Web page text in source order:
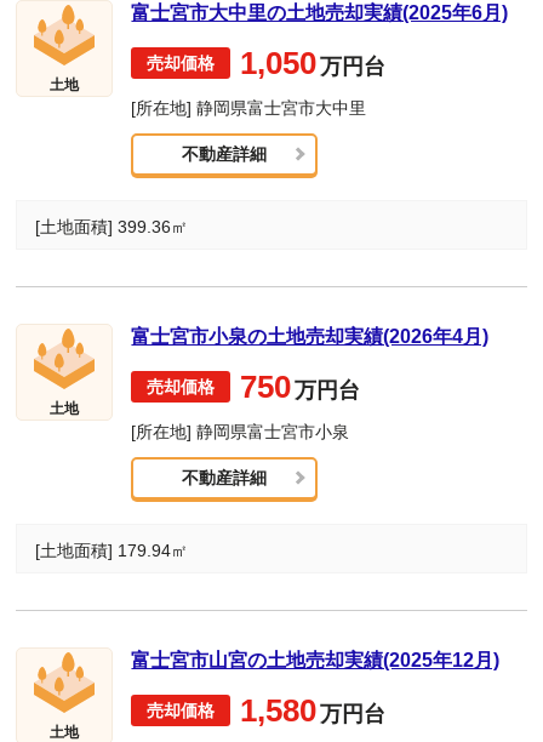
土地
富士宮市大中里の土地売却実績(2025年6月)
1,050万円台
[所在地] 静岡県富士宮市大中里
不動産詳細
[土地面積] 399.36㎡
土地
富士宮市小泉の土地売却実績(2026年4月)
750万円台
[所在地] 静岡県富士宮市小泉
不動産詳細
[土地面積] 179.94㎡
土地
富士宮市山宮の土地売却実績(2025年12月)
1,580万円台